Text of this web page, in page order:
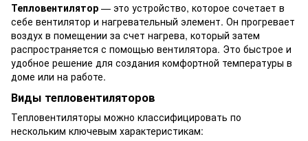
Тепловентилятор — это устройство, которое сочетает в
себе вентилятор и нагревательный элемент. Он прогревает
воздух в помещении за счет нагрева, который затем
распространяется с помощью вентилятора. Это быстрое и
удобное решение для создания комфортной температуры в
доме или на работе.
Виды тепловентиляторов
Тепловентиляторы можно классифицировать по
нескольким ключевым характеристикам: